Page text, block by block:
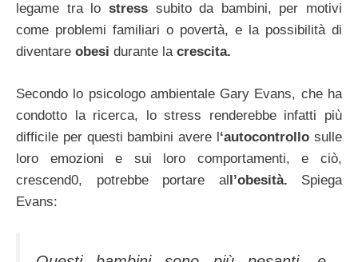
legame tra lo stresssubito da bambini, per motivi
come problemi familiari o povertà, e la possibilità di
diventare obesi durante la crescita.
Secondo lo psicologo ambientale Gary Evans, che ha
condotto la ricerca, lo stress renderebbe infatti più
difficile per questi bambini avere l‘autocontrollo sulle
loro emozioni e sui loro comportamenti, e ciò,
crescend0, potrebbe portare all’obesità. Spiega
Evans: